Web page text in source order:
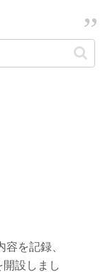
容を記録、
設しまし